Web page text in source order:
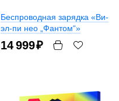
Беспроводная зарядка «Ви-
эл-пи нео „Фантом“»
14 999₽